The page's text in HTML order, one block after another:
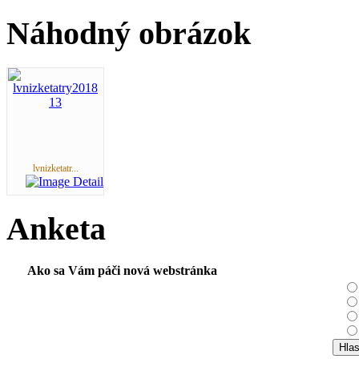
Náhodný obrázok
lvnizketatr...
Anketa
Ako sa Vám páči nová webstránka